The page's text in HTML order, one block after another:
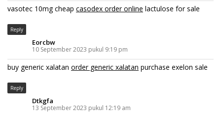
vasotec 10mg cheap casodex order online lactulose for sale
Reply
Eorcbw
10 September 2023 pukul 9:19 pm
buy generic xalatan order generic xalatan purchase exelon sale
Reply
Dtkgfa
13 September 2023 pukul 12:19 am